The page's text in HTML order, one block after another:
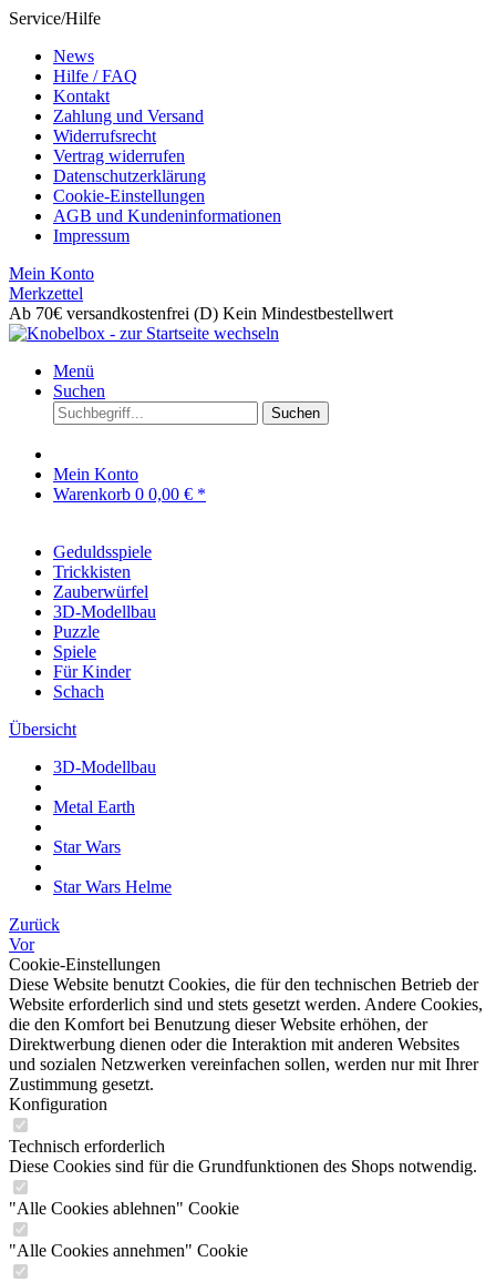
Service/Hilfe
News
Hilfe / FAQ
Kontakt
Zahlung und Versand
Widerrufsrecht
Vertrag widerrufen
Datenschutzerklärung
Cookie-Einstellungen
AGB und Kundeninformationen
Impressum
Mein Konto
Merkzettel
Ab 70€ versandkostenfrei (D) Kein Mindestbestellwert
Menü
Suchen
Suchen
Mein Konto
Warenkorb 0 0,00 € *
Geduldsspiele
Trickkisten
Zauberwürfel
3D-Modellbau
Puzzle
Spiele
Für Kinder
Schach
Übersicht
3D-Modellbau
Metal Earth
Star Wars
Star Wars Helme
Zurück
Vor
Cookie-Einstellungen
Diese Website benutzt Cookies, die für den technischen Betrieb der
Website erforderlich sind und stets gesetzt werden. Andere Cookies,
die den Komfort bei Benutzung dieser Website erhöhen, der
Direktwerbung dienen oder die Interaktion mit anderen Websites
und sozialen Netzwerken vereinfachen sollen, werden nur mit Ihrer
Zustimmung gesetzt.
Konfiguration
Technisch erforderlich
Diese Cookies sind für die Grundfunktionen des Shops notwendig.
"Alle Cookies ablehnen" Cookie
"Alle Cookies annehmen" Cookie